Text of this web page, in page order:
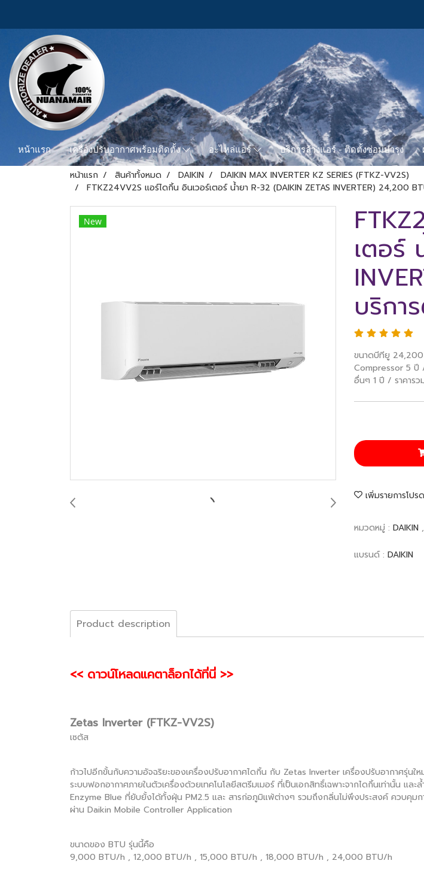
หน้าแรก เครื่องปรับอากาศพร้อมติดตั้ง อะไหล่แอร์ บริการล้างแอร์ - ติดตั้งซ่อมบำรุง
หน้าแรก สินค้าทั้งหมด DAIKIN
DAIKIN MAX INVERTER KZ SERIES (FTKZ-VV2S)
FTKZ24VV2S แอร์ไดกิ้น อินเวอร์เตอร์ น้ำยา R-32 (DAIKIN ZETAS INVERTER) 24,200
New
เตอร์
บริกา
ขนาดบีทียู 24,200
Compressor 5
อื่นๆ 1 ปี / ราคาร
เพิ่มรายการโปรด
หมวดหมู่ : DAIKIN ,
แบรนด์ : DAIKIN
Product description
<< ดาวน์โหลดแคตาล็อกได้ที่นี่ >>
Zetas Inverter (FTKZ-VV2S)
เซตัส
ก้าวไปอีกขั้นกับความอัจฉริยะของเครื่องปรับอากาศไดกิ้น กับ Zetas Inverter เครื่องปรับอากาศ
ระบบฟอกอากาศภายในตัวเครื่องด้วยเทคโนโลยีสตรีมเมอร์ ที่เป็นเอกสิทธิ์เฉพาะจากไดกิ้นเท่านั้น แ
Enzyme Blue ที่ยับยั้งได้ทั้งฝุ่น PM2.5 และ สารก่อภูมิแพ้ต่างๆ รวมถึงกลิ่นไม่พึงประสงค์ ควบคุมก
ผ่าน Daikin Mobile Controller Application
ขนาดของ BTU รุ่นนี้คือ
9,000 BTU/h , 12,000 BTU/h , 15,000 BTU/h , 18,000 BTU/h , 24,000 BTU/h